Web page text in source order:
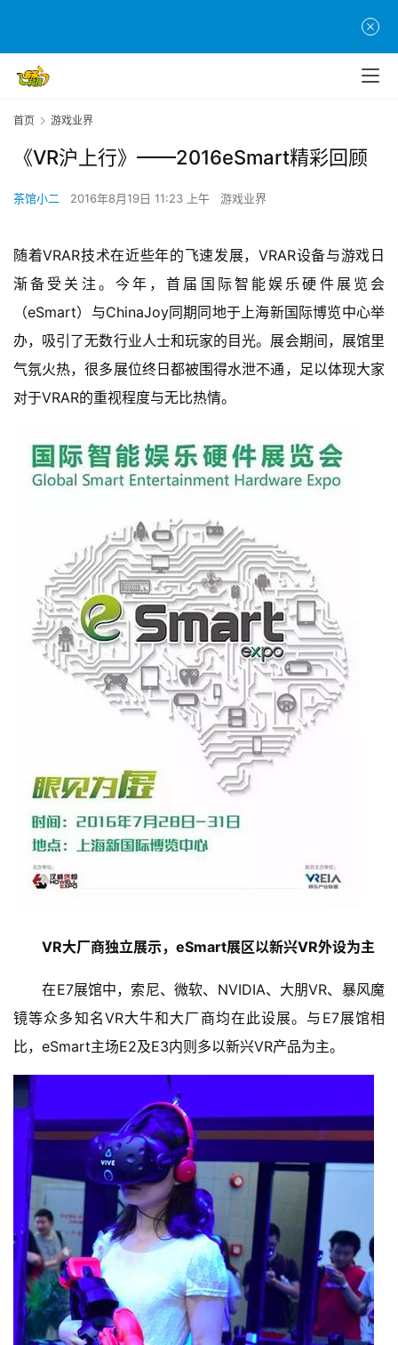
首页 游戏业界
《VR沪上行》——2016eSmart精彩回顾
茶馆小二 2016年8月19日 11:23 上午 游戏业界
随着VRAR技术在近些年的飞速发展，VRAR设备与游戏日
渐备受关注。今年，首届国际智能娱乐硬件展览会
（eSmart）与ChinaJoy同期同地于上海新国际博览中心举
办，吸引了无数行业人士和玩家的目光。展会期间，展馆里
气氛火热，很多展位终日都被围得水泄不通，足以体现大家
对于VRAR的重视程度与无比热情。
VR大厂商独立展示，eSmart展区以新兴VR外设为主
在E7展馆中，索尼、微软、NVIDIA、大朋VR、暴风魔
镜等众多知名VR大牛和大厂商均在此设展。与E7展馆相
比，eSmart主场E2及E3内则多以新兴VR产品为主。